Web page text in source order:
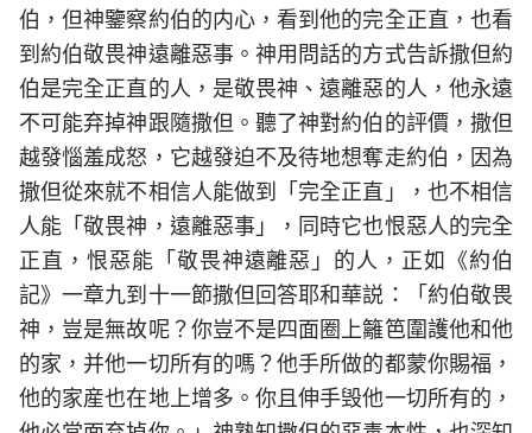
伯，但神鑒察約伯的内心，看到他的完全正直，也看
到約伯敬畏神遠離惡事。神用問話的方式告訴撒但約
伯是完全正直的人，是敬畏神、遠離惡的人，他永遠
不可能弃掉神跟隨撒但。聽了神對約伯的評價，撒但
越發惱羞成怒，它越發迫不及待地想奪走約伯，因為
撒但從來就不相信人能做到「完全正直」，也不相信
人能「敬畏神，遠離惡事」，同時它也恨惡人的完全
正直，恨惡能「敬畏神遠離惡」的人，正如《約伯
記》一章九到十一節撒但回答耶和華説：「約伯敬畏
神，豈是無故呢？你豈不是四面圈上籬笆圍護他和他
的家，并他一切所有的嗎？他手所做的都蒙你賜福，
他的家産也在地上增多。你且伸手毁他一切所有的，